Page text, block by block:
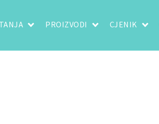
PROIZVODI CJENIK